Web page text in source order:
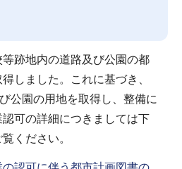
跡地内の道路及び公園の都
しました。これに基づき、
公園の用地を取得し、整備に
可の詳細につきましては下
ください。